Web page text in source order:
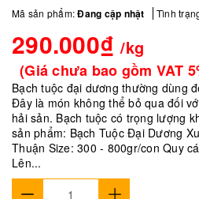
Mã sản phẩm:Đang cập nhật Tình
290.000₫ /kg
(Giá chưa bao gồm VAT
Bạch tuộc đại dương thường dùng
Đây là món không thể bỏ qua đối
hải sản. Bạch tuộc có trọng lượng
sản phẩm: Bạch Tuộc Đại Dương
Thuận Size: 300 - 800gr/con Quy
Lên...